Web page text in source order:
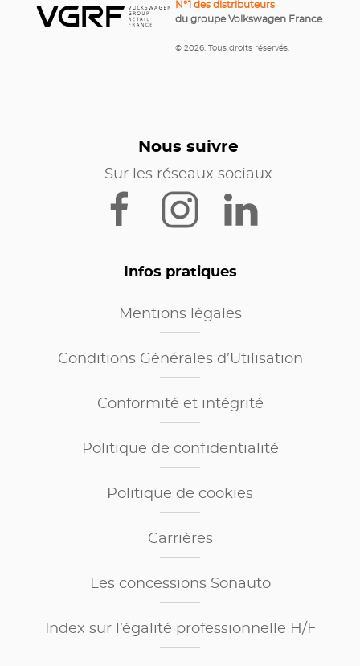
N°1 des distributeurs
du groupe Volkswagen France
© 2026. Tous droits réservés.
Nous suivre
Sur les réseaux sociaux
Infos pratiques
Mentions légales
Conditions Générales d’Utilisation
Conformité et intégrité
Politique de confidentialité
Politique de cookies
Carrières
Les concessions Sonauto
Index sur l’égalité professionnelle H/F